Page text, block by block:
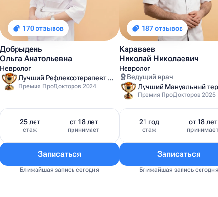
170 отзывов
Добрыдень
Ольга Анатольевна
Невролог
Лучший Рефлексотерапевт Санкт-Петербурга
Премия ПроДокторов 2024
25 лет
стаж
от 18 лет
принимает
Записаться
Ближайшая запись сегодня
187 отзывов
Караваев
Николай Николаевич
Невролог
Ведущий врач
Премия ПроДокторов 2025
21 год
стаж
от 18 лет
принимает
Записаться
Ближайшая запись сегодня